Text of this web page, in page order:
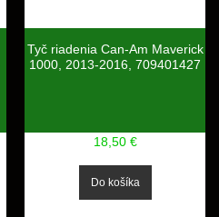
Tyč riadenia Can-Am Maverick
1000, 2013-2016, 709401427
18,50 €